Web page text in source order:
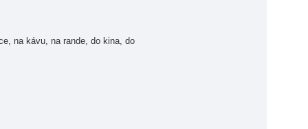
na kávu, na rande, do kina, do